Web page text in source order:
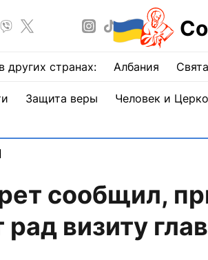
странах: Албания
Защита веры Человек и
сообщил,
рад визиту